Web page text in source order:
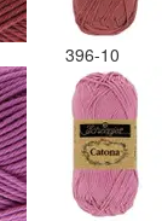
396-10